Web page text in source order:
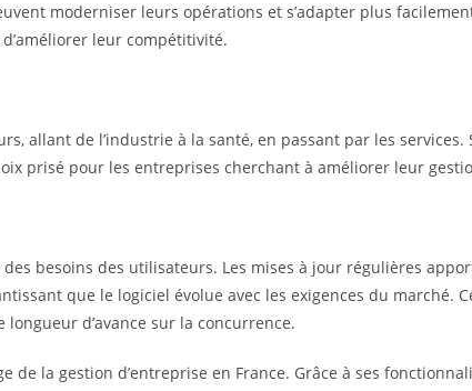
moderniser leurs opérations et s’adapter plus
leur compétitivité.
allant de l’industrie à la santé, en passant par les services.
prisé pour les entreprises cherchant à améliorer leur
des besoins des utilisateurs. Les mises à jour régulières
que le logiciel évolue avec les exigences du marché.
d’avance sur la concurrence.
de la gestion d’entreprise en France. Grâce à ses